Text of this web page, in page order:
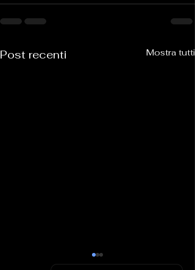
Post recenti Mostra tutti